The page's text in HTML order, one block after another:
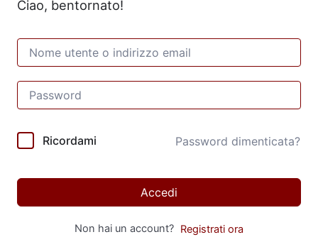
Ciao, bentornato!
Ricordami Password dimenticata?
Accedi
Non hai un account? Registrati ora